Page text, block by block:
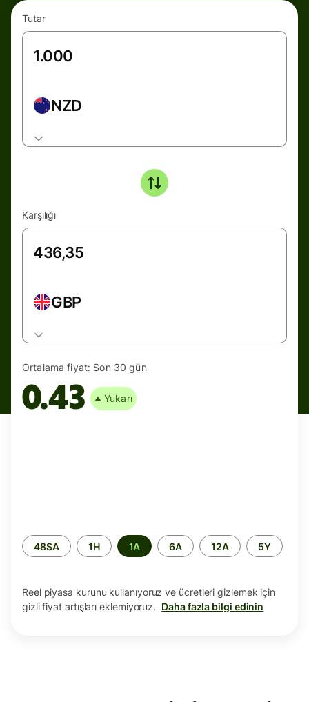
Tutar
NZD
Karşılığı
GBP
Ortalama fiyat: Son 30 gün
0.43 Yukarı
Zaman
aralığı
48SA 1H 1A 6A 12A 5Y
Reel piyasa kurunu kullanıyoruz ve ücretleri gizlemek için
gizli fiyat artışları eklemiyoruz. Daha fazla bilgi edinin